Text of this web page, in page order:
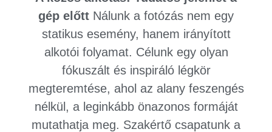
gép előtt Nálunk a fotózás nem egy
statikus esemény, hanem irányított
alkotói folyamat. Célunk egy olyan
fókuszált és inspiráló légkör
megteremtése, ahol az alany feszengés
nélkül, a leginkább önazonos formáját
mutathatja meg. Szakértő csapatunk a